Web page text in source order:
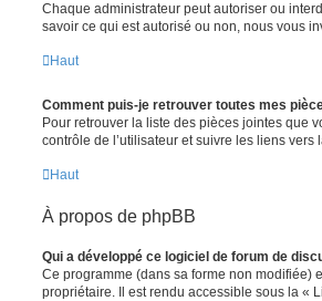
Chaque administrateur peut autoriser ou
savoir ce qui est autorisé ou non, nous vous
Haut
Comment puis-je retrouver toutes mes
Pour retrouver la liste des pièces jointes que
contrôle de l’utilisateur et suivre les liens
Haut
À propos de phpBB
Qui a développé ce logiciel de forum de
Ce programme (dans sa forme non modifiée)
propriétaire. Il est rendu accessible sous la «